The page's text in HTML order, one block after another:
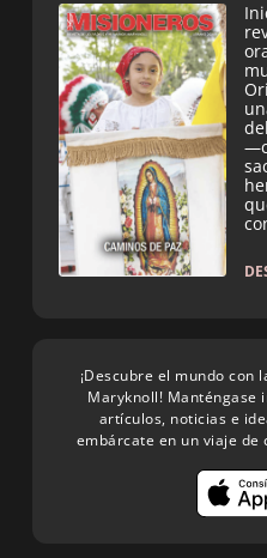
¡Descubre el mundo con
Maryknoll! Manténgase
artículos, noticias e
embárcate en un viaje de